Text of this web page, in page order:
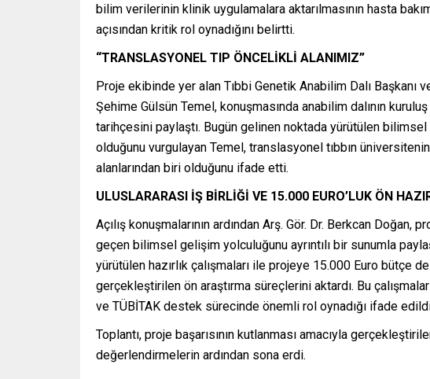
bilim verilerinin klinik uygulamalara aktarılmasının hasta
açısından kritik rol oynadığını belirtti.
“TRANSLASYONEL TIP ÖNCELİKLİ ALANIMIZ”
Proje ekibinde yer alan Tıbbi Genetik Anabilim Dalı Başkanı
Şehime Gülsün Temel, konuşmasında anabilim dalının
tarihçesini paylaştı. Bugün gelinen noktada yürütülen bilimsel
olduğunu vurgulayan Temel, translasyonel tıbbın
alanlarından biri olduğunu ifade etti.
ULUSLARARASI İŞ BİRLİĞİ VE 15.000 EURO’LUK ÖN
Açılış konuşmalarının ardından Arş. Gör. Dr. Berkcan
geçen bilimsel gelişim yolculuğunu ayrıntılı bir sunumla
yürütülen hazırlık çalışmaları ile projeye 15.000 Euro bütçe
gerçekleştirilen ön araştırma süreçlerini aktardı. Bu
ve TÜBİTAK destek sürecinde önemli rol oynadığı ifade
Toplantı, proje başarısının kutlanması amacıyla
değerlendirmelerin ardından sona erdi.